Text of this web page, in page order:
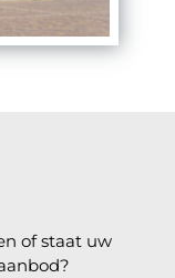
of staat uw